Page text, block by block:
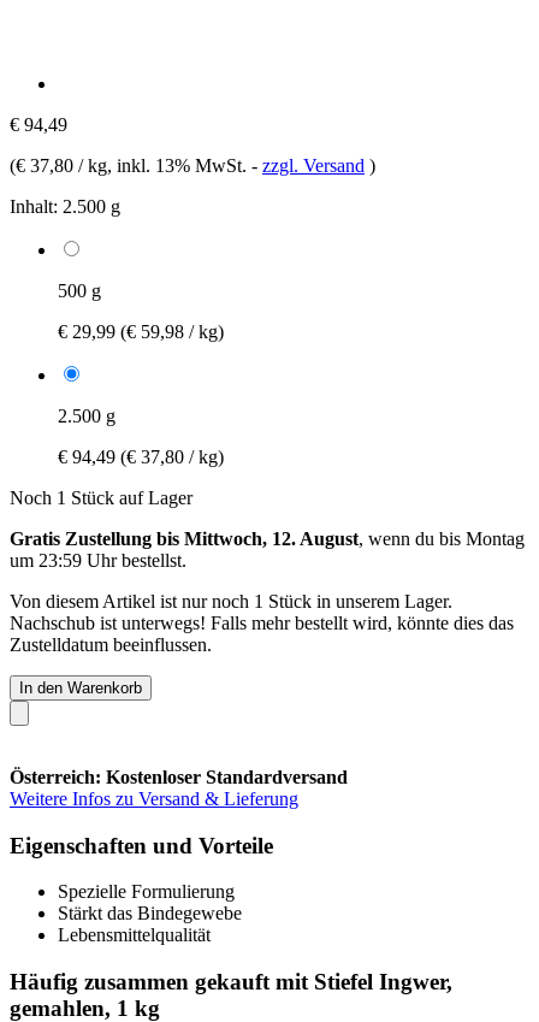
€ 94,49
(€ 37,80 / kg, inkl. 13% MwSt. - zzgl. Versand )
Inhalt: 2.500 g
500 g
€ 29,99 (€ 59,98 / kg)
2.500 g
€ 94,49 (€ 37,80 / kg)
Noch 1 Stück auf Lager
Gratis Zustellung bis Mittwoch, 12. August, wenn du bis Montag
um 23:59 Uhrbestellst.
Von diesem Artikel ist nur noch 1 Stück in unserem Lager.
Nachschub ist unterwegs! Falls mehr bestellt wird, könnte dies das
Zustelldatum beeinflussen.
In den Warenkorb
Österreich: Kostenloser Standardversand
Weitere Infos zu Versand & Lieferung
Eigenschaften und Vorteile
Spezielle Formulierung
Stärkt das Bindegewebe
Lebensmittelqualität
Häufig zusammen gekauft mit Stiefel Ingwer,
gemahlen, 1 kg